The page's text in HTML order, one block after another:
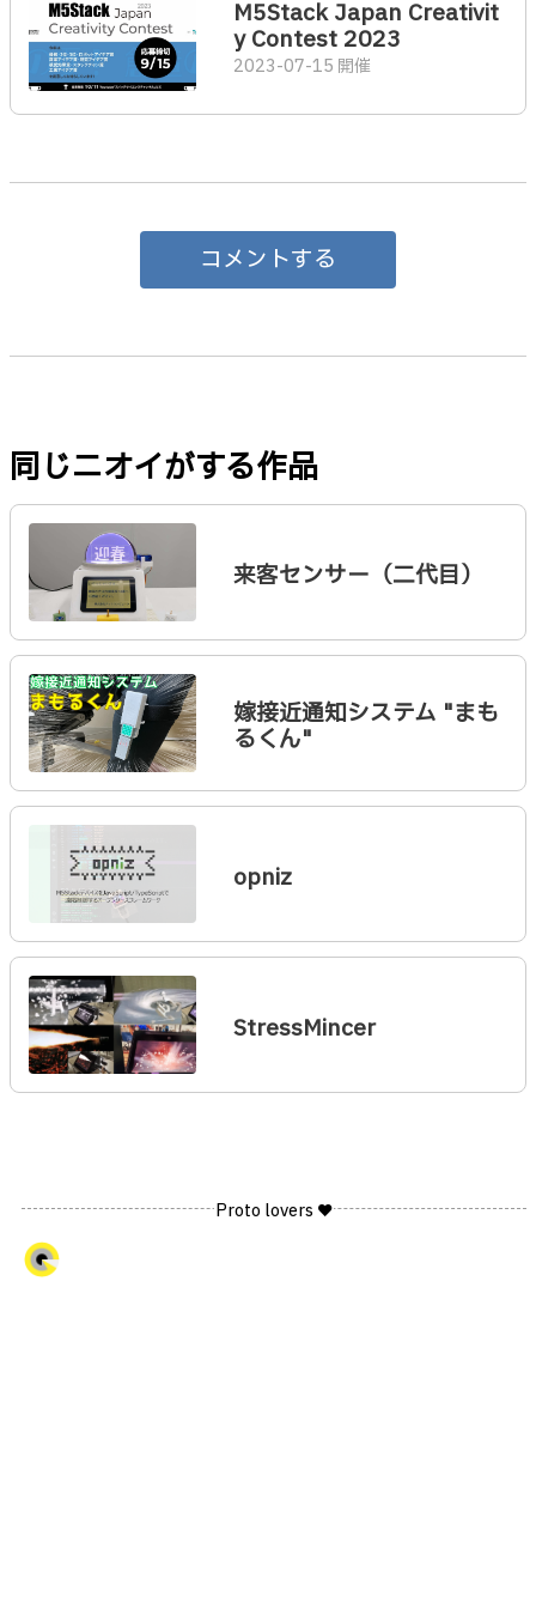
M5Stack Japan Creativit
y Contest 2023
2023-07-15 開催
コメントする
同じニオイがする作品
来客センサー（二代目）
嫁接近通知システム "まも
るくん"
opniz
StressMincer
Proto lovers ♥